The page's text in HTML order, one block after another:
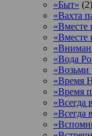
«Быт» (2)
«Вахта
«Вместе
«Вместе
«Вода
«Возьми
«Время
«Время
«Всегда
«Всегда